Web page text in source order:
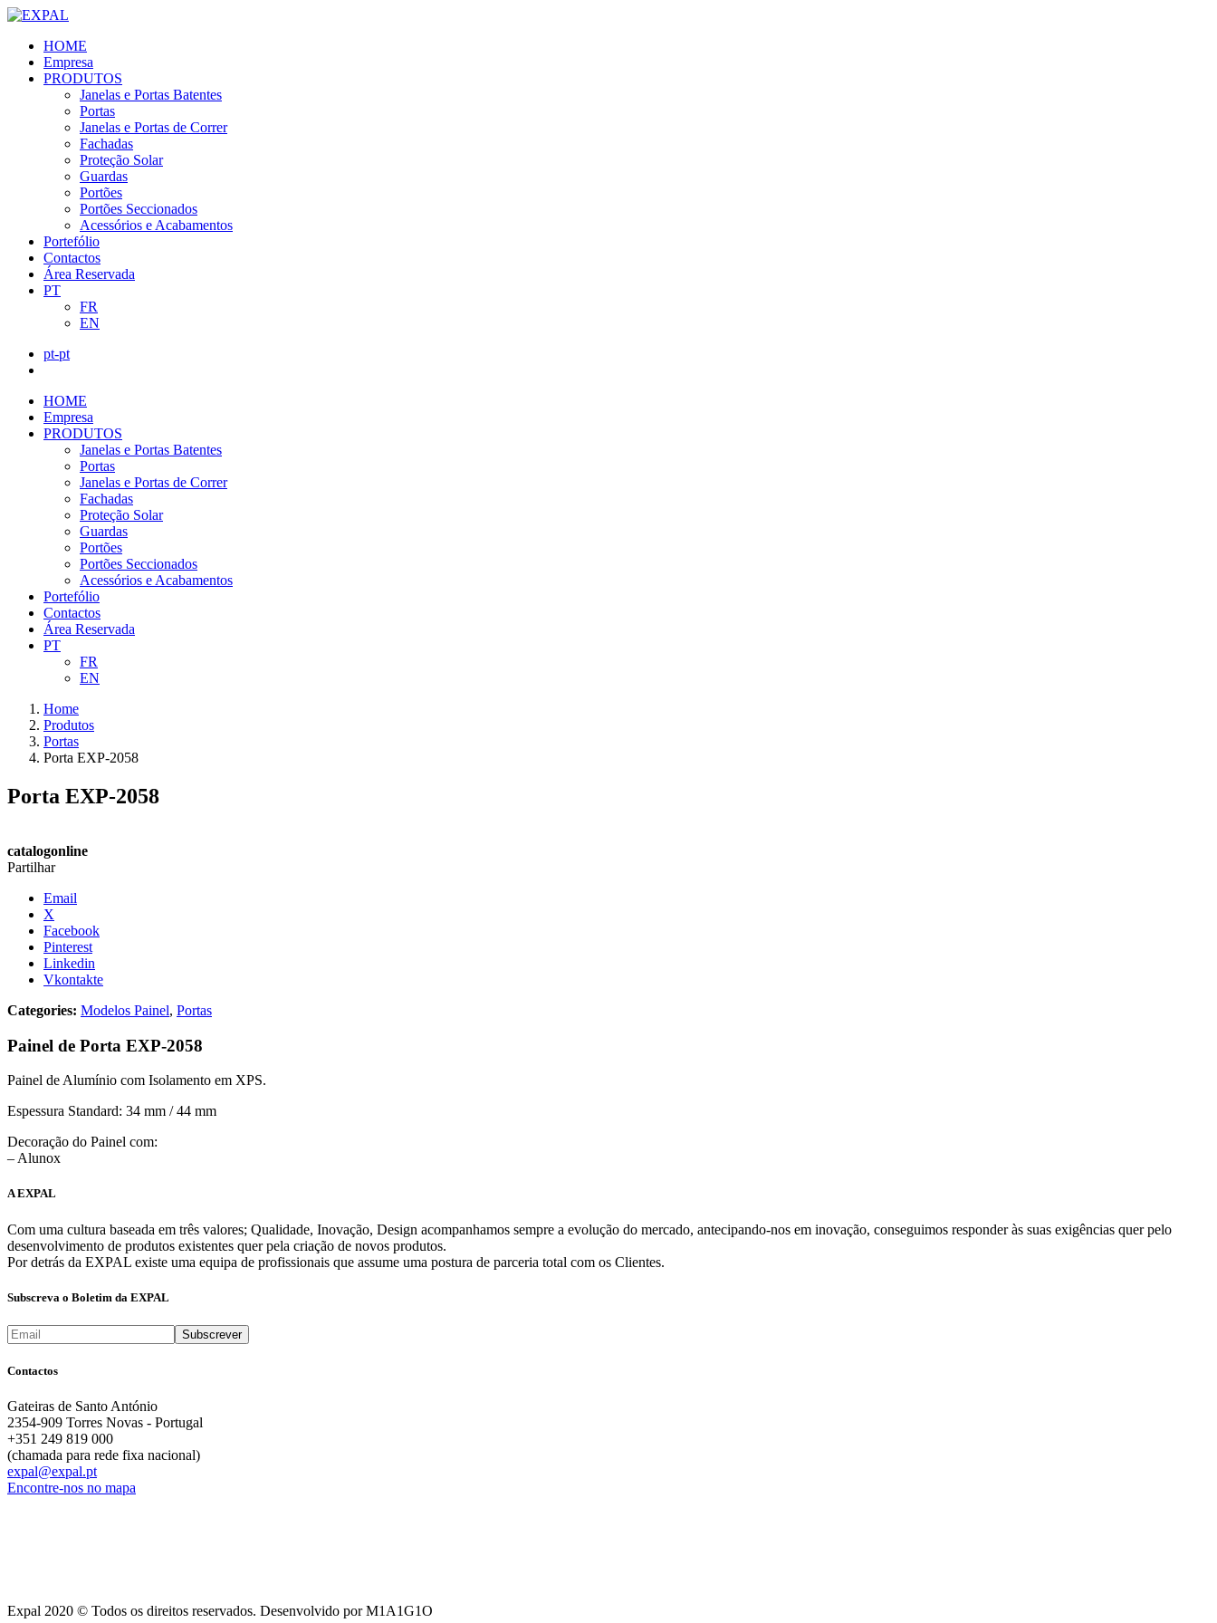
HOME
Empresa
PRODUTOS
Janelas e Portas Batentes
Portas
Janelas e Portas de Correr
Fachadas
Proteção Solar
Guardas
Portões
Portões Seccionados
Acessórios e Acabamentos
Portefólio
Contactos
Área Reservada
PT
FR
EN
pt-pt
HOME
Empresa
PRODUTOS
Janelas e Portas Batentes
Portas
Janelas e Portas de Correr
Fachadas
Proteção Solar
Guardas
Portões
Portões Seccionados
Acessórios e Acabamentos
Portefólio
Contactos
Área Reservada
PT
FR
EN
Home
Produtos
Portas
Porta EXP-2058
Porta EXP-2058
catalogonline
Partilhar
Email
X
Facebook
Pinterest
Linkedin
Vkontakte
Categories: Modelos Painel, Portas
Painel de Porta EXP-2058
Painel de Alumínio com Isolamento em XPS.
Espessura Standard: 34 mm / 44 mm
Decoração do Painel com:
– Alunox
A EXPAL
Com uma cultura baseada em três valores; Qualidade, Inovação, Design acompanhamos sempre a evolução do mercado, antecipando-nos em inovação, conseguimos responder às suas exigências quer pelo
desenvolvimento de produtos existentes quer pela criação de novos produtos.
Por detrás da EXPAL existe uma equipa de profissionais que assume uma postura de parceria total com os Clientes.
Subscreva o Boletim da EXPAL
Contactos
Gateiras de Santo António
2354-909 Torres Novas - Portugal
+351 249 819 000
(chamada para rede fixa nacional)
expal@expal.pt
Encontre-nos no mapa
Expal 2020 © Todos os direitos reservados. Desenvolvido por M1A1G1O